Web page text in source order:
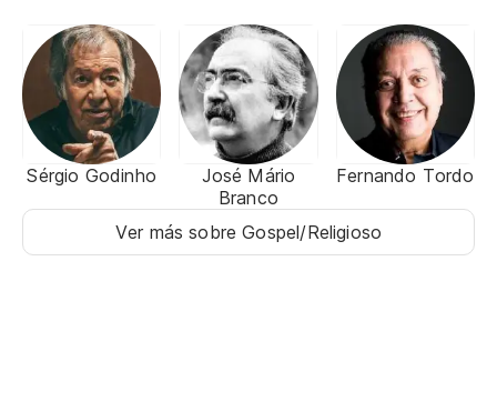
Sérgio Godinho
José Mário
Branco
Fernando Tordo
Ver más sobre Gospel/Religioso